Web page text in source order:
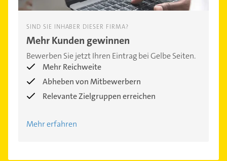
SIND SIE INHABER DIESER FIRMA?
Mehr Kunden gewinnen
Bewerben Sie jetzt Ihren Eintrag bei Gelbe Seiten.
Mehr Reichweite
Abheben von Mitbewerbern
Relevante Zielgruppen erreichen
Mehr erfahren